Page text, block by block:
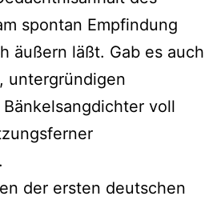
spontan Empfindung
äußern läßt. Gab es auch
untergründigen
voll
der ersten deutschen